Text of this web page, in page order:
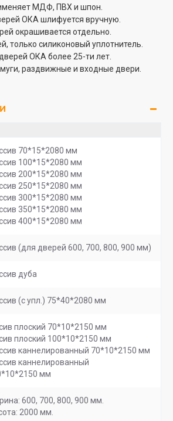
МДФ, ПВХ и шпон.
ОКА шлифуется вручную.
окрашивается отдельно.
только силиконовый уплотнитель.
ОКА более 25-ти лет.
раздвижные и входные двери.
70*15*2080 мм
100*15*2080 мм
200*15*2080 мм
250*15*2080 мм
300*15*2080 мм
350*15*2080 мм
400*15*2080 мм
(для дверей 600, 700, 800, 900 мм)
дуба
(с упл.) 75*40*2080 мм
плоский 70*10*2150 мм
плоский 100*10*2150 мм
каннелированный 70*10*2150 мм
каннелированный
мм
600, 700, 800, 900 мм.
2000 мм.